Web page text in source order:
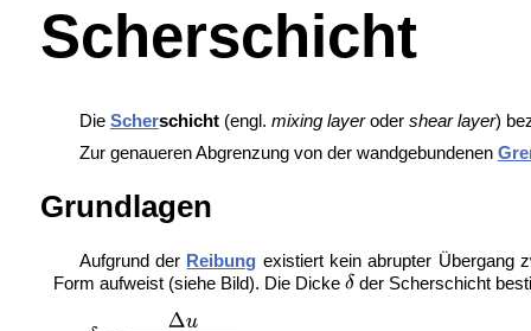
Scherschicht
Die Scherschicht(engl. mixing layeroder shear layer)
Zur genaueren Abgrenzung von der wandgebundenen
Grundlagen
Aufgrund der Reibung existiert kein abrupter Übergang
Form aufweist (siehe Bild). Die Dicke
der Scherschicht